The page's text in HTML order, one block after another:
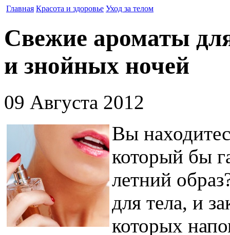
Главная Красота и здоровье Уход за телом
Свежие ароматы
и знойных ночей
09 Августа 2012
Вы
который бы
летний
для тела, и
которых